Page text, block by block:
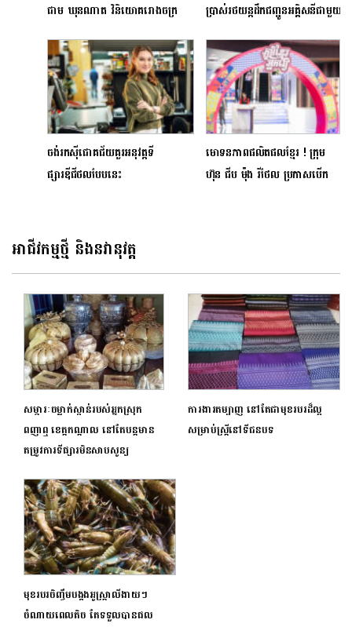
ជាម ឃុនណាត​ វិនិយោគរោងចក្រ
ប្រាស់រថយន្តដឹកជញ្ជូនអគ្គិសនីជាមួយ
ចង់រកស៊ីជោគជ័យគួរអនុវត្តទី
ផ្សារឌីជីថលបែបនេះ
មោទនភាពផលិតផលខ្មែរ ! ក្រុម
ហ៊ុន ជីប ម៉ុង រីថែល ប្រកាសបើក
អាជីវកម្មថ្មី និងនវានុវត្ត
សម្ភារៈចម្លាក់ស្ពាន់របស់អ្នកស្រុក
ពញាឮ ខេត្តកណ្តាល នៅតែបន្តមាន
តម្រូវការទីផ្សារមិនសាបសូន្យ
ការងារតម្បាញ នៅតែជាមុខរបរដ៏ល្អ
សម្រាប់ស្ត្រីនៅទីជនបទ
មុខរបរចិញ្ចឹមបង្កងអូស្ត្រាលីងាយៗ
ចំណាយពេលតិច តែទទួលបានផល